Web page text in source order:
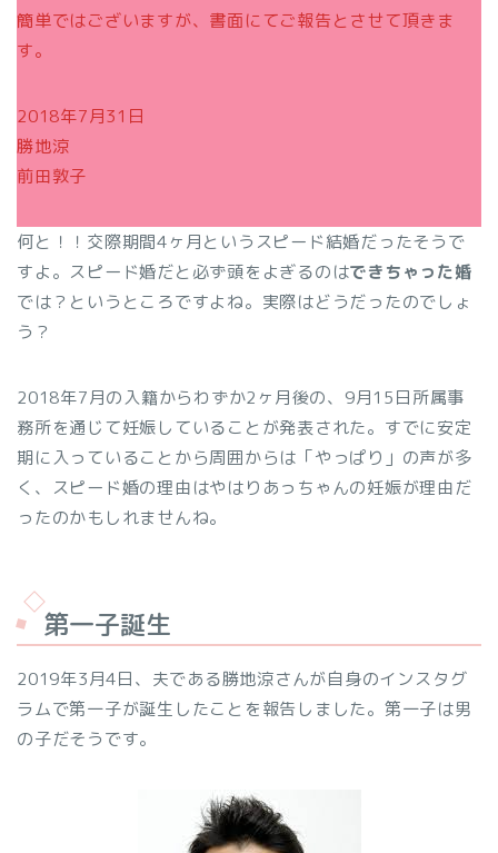
簡単ではございますが、書面にてご報告とさせて頂きま
す。
2018年7月31日
勝地涼
前田敦子
何と！！交際期間4ヶ月というスピード結婚だったそうで
すよ。スピード婚だと必ず頭をよぎるのはできちゃった婚
では？というところですよね。実際はどうだったのでしょ
う？
2018年7月の入籍からわずか2ヶ月後の、9月15日所属事
務所を通じて妊娠していることが発表された。すでに安定
期に入っていることから周囲からは「やっぱり」の声が多
く、スピード婚の理由はやはりあっちゃんの妊娠が理由だ
ったのかもしれませんね。
第一子誕生
2019年3月4日、夫である勝地涼さんが自身のインスタグ
ラムで第一子が誕生したことを報告しました。第一子は男
の子だそうです。